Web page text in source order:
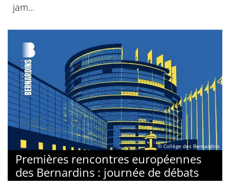
jam...
© Collège des Bernardins
Premières rencontres européennes
des Bernardins : journée de débats